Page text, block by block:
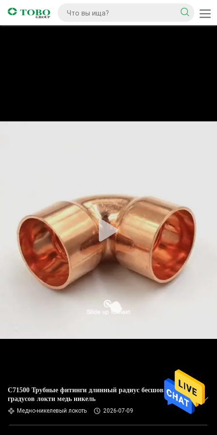
C71500 Трубные фитинги длинный радиус бесшовный 90
градусов локти медь никель
Медно-никелевый локоть 2026-07-09